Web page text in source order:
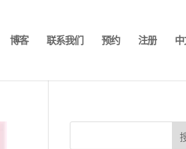
博客 联系我们 预约 注册